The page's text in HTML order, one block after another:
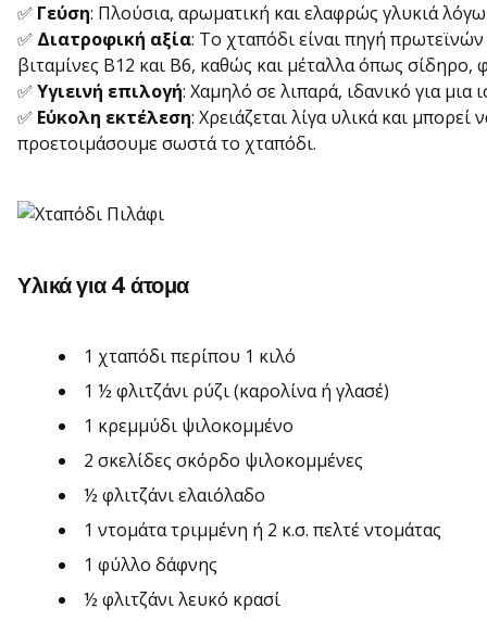
✅ Γεύση: Πλούσια, αρωματική και ελαφρώς γλυκιά
✅ Διατροφική αξία: Το χταπόδι είναι πηγή
βιταμίνες Β12 και Β6, καθώς και μέταλλα όπως
✅ Υγιεινή επιλογή: Χαμηλό σε λιπαρά, ιδανικό για
✅ Εύκολη εκτέλεση: Χρειάζεται λίγα υλικά και μπορεί
προετοιμάσουμε σωστά το χταπόδι.
Υλικά για 4 άτομα
1 χταπόδι περίπου 1 κιλό
1 ½ φλιτζάνι ρύζι (καρολίνα ή γλασέ)
1 κρεμμύδι ψιλοκομμένο
2 σκελίδες σκόρδο ψιλοκομμένες
½ φλιτζάνι ελαιόλαδο
1 ντομάτα τριμμένη ή 2 κ.σ. πελτέ ντομάτας
1 φύλλο δάφνης
½ φλιτζάνι λευκό κρασί